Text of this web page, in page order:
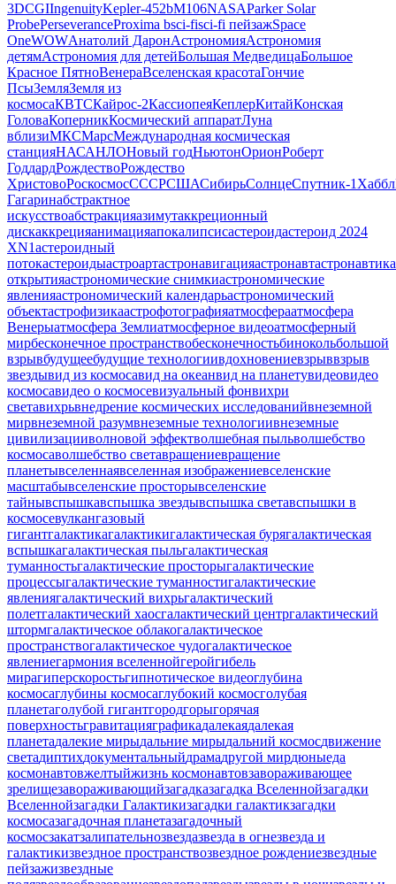
3DCGIIngenuityKepler-452bM106NASAParker Solar
ProbePerseveranceProxima bsci-fisci-fi пейзажSpace
OneWOWАнатолий ДаронАстрономияАстрономия
детямАстрономия для детейБольшая МедведицаБольшое
Красное ПятноВенераВселенская красотаГончие
ПсыЗемляЗемля из
космосаКВТСКайрос-2КассиопеяКеплерКитайКонская
ГоловаКоперникКосмический аппаратЛуна
вблизиМКСМарсМеждународная космическая
станцияНАСАНЛОНовый годНьютонОрионРоберт
ГоддардРождествоРождество
ХристовоРоскосмосСССРСШАСибирьСолнцеСпутник-1Хаббл
Гагаринабстрактное
искусствоабстракцияазимутаккреционный
дискаккрецияанимацияапокалипсисастероидастероид 2024
XN1астероидный
потокастероидыастроартастронавигацияастронавтастронавтика
открытияастрономические снимкиастрономические
явленияастрономический календарьастрономический
объектастрофизикаастрофотографияатмосфераатмосфера
Венерыатмосфера Землиатмосферное видеоатмосферный
мирбесконечное пространствобесконечностьбинокольбольшой
взрывбудущеебудущие технологиивдохновениевзрыввзрыв
звездывид из космосавид на океанвид на планетувидеовидео
космосавидео о космосевизуальный фонвихри
светавихрьвнедрение космических исследованийвнеземной
мирвнеземной разумвнеземные технологиивнеземные
цивилизацииволновой эффектволшебная пыльволшебство
космосаволшебство светавращениевращение
планетывселеннаявселенная изображениевселенские
масштабывселенские просторывселенские
тайнывспышкавспышка звездывспышка светавспышки в
космосевулкангазовый
гигантгалактикагалактикигалактическая бурягалактическая
вспышкагалактическая пыльгалактическая
туманностьгалактические просторыгалактические
процессыгалактические туманностигалактические
явлениягалактический вихрьгалактический
полетгалактический хаосгалактический центргалактический
штормгалактическое облакогалактическое
пространствогалактическое чудогалактическое
явлениегармония вселеннойгеройгибель
мирагиперскоростьгипнотическое видеоглубина
космосаглубины космосаглубокий космосголубая
планетаголубой гигантгородгорыгорячая
поверхностьгравитацияграфикадалекаядалекая
планетадалекие мирыдальние мирыдальний космосдвижение
светадиптихдокументальныйдрамадругой мирдюныеда
космонавтовжелтыйжизнь космонавтовзавораживающее
зрелищезавораживающийзагадказагадка Вселеннойзагадки
Вселеннойзагадки Галактикизагадки галактикзагадки
космосазагадочная планетазагадочный
космосзакатзалипательнозвездазвезда в огнезвезда и
галактикизвездное пространствозвездное рождениезвездные
пейзажизвездные